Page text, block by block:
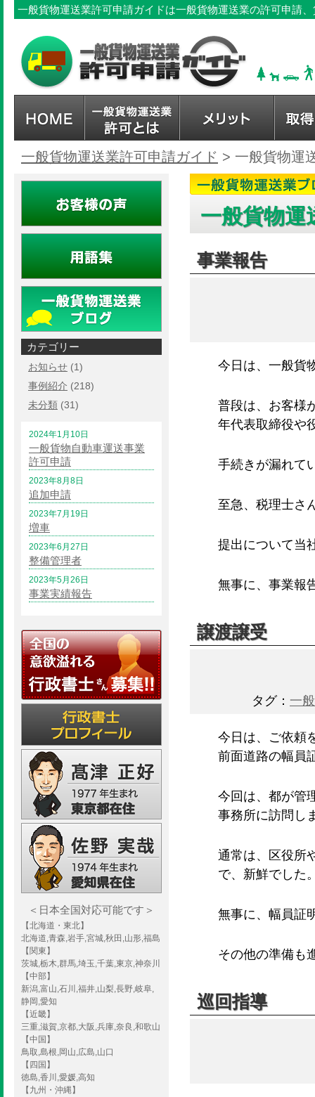
一般貨物運送業許可申請ガイドは一般貨物運送業の許可申請
一般貨物運送業許可申請ガイド > 一般貨物運
一般貨物運
事業報告
今日は、一般貨
普段は、お客様
年代表取締役や
手続きが漏れて
至急、税理士さ
提出について当
無事に、事業報
譲渡譲受
タグ： 一
今日は、ご依頼
前面道路の幅員
今回は、都が管
事務所に訪問し
通常は、区役所
で、新鮮でした
無事に、幅員証
その他の準備も
巡回指導
カテゴリー
お知らせ (1)
事例紹介 (218)
未分類 (31)
2024年1月10日
一般貨物自動車運送事業
許可申請
2023年8月8日
追加申請
2023年7月19日
増車
2023年6月27日
整備管理者
2023年5月26日
事業実績報告
＜日本全国対応可能です＞
【北海道・東北】
北海道,青森,岩手,宮城,秋田,山形,福島
【関東】
茨城,栃木,群馬,埼玉,千葉,東京,神奈川
【中部】
新潟,富山,石川,福井,山梨,長野,岐阜,
静岡,愛知
【近畿】
三重,滋賀,京都,大阪,兵庫,奈良,和歌山
【中国】
鳥取,島根,岡山,広島,山口
【四国】
徳島,香川,愛媛,高知
【九州・沖縄】